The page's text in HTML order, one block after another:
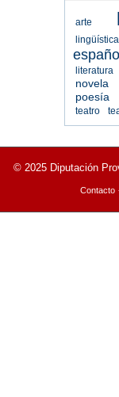
arte
lingüística
novela
poesía
teatro
© 2025 Diputación
Contacto